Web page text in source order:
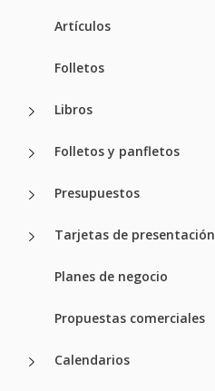
Artículos
Folletos
Libros
Folletos y panfletos
Presupuestos
Tarjetas de presentación
Planes de negocio
Propuestas comerciales
Calendarios